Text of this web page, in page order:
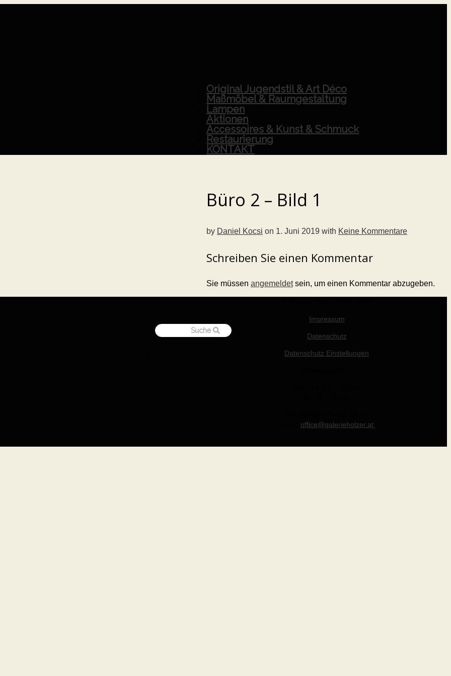
Original Jugendstil & Art Déco
Maßmöbel & Raumgestaltung
Lampen
Aktionen
Accessoires & Kunst & Schmuck
Restaurierung
KONTAKT
Büro 2 – Bild 1
by Daniel Kocsi on 1. Juni 2019 with Keine Kommentare
Schreiben Sie einen Kommentar
Sie müssen angemeldetsein, um einen Kommentar abzugeben.
Impressum
Datenschutz
Datenschutz Einstellungen
office@galerieholzer.at